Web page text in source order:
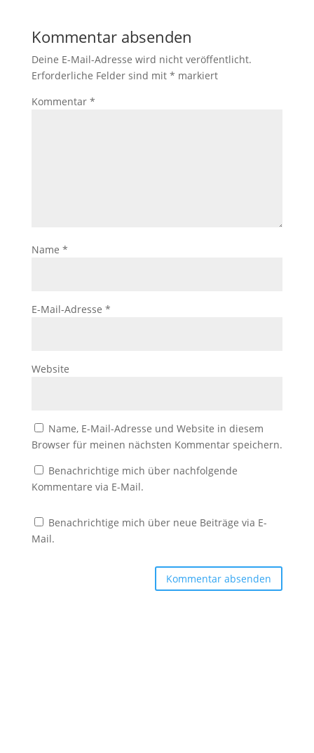
Kommentar absenden
Deine E-Mail-Adresse wird nicht veröffentlicht.
Erforderliche Felder sind mit * markiert
Kommentar *
Name *
E-Mail-Adresse *
Website
Name, E-Mail-Adresse und Website in diesem
Browser für meinen nächsten Kommentar speichern.
Benachrichtige mich über nachfolgende
Kommentare via E-Mail.
Benachrichtige mich über neue Beiträge via E-
Mail.